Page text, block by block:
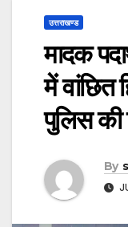
उत्तराखण्ड
मादक
में वांछित
पुलिस की
By